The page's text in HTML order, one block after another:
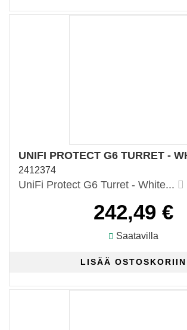
UNIFI PROTECT G6 TURRET -
2412374
UniFi Protect G6 Turret - White...
242,49 €
Saatavilla